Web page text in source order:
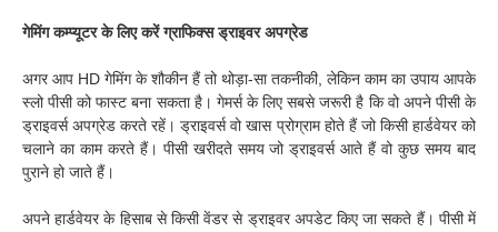
गेमिंग कम्प्यूटर के लिए करें ग्राफिक्स ड्राइवर अपग्रेड
अगर आप HD गेमिंग के शौकीन हैं तो थोड़ा-सा तकनीकी, लेकिन काम का उपाय आपके
स्लो पीसी को फास्ट बना सकता है। गेमर्स के लिए सबसे जरूरी है कि वो अपने पीसी के
ड्राइवर्स अपग्रेड करते रहें। ड्राइवर्स वो खास प्रोग्राम होते हैं जो किसी हार्डवेयर को
चलाने का काम करते हैं। पीसी खरीदते समय जो ड्राइवर्स आते हैं वो कुछ समय बाद
पुराने हो जाते हैं।
अपने हार्डवेयर के हिसाब से किसी वेंडर से ड्राइवर अपडेट किए जा सकते हैं। पीसी में